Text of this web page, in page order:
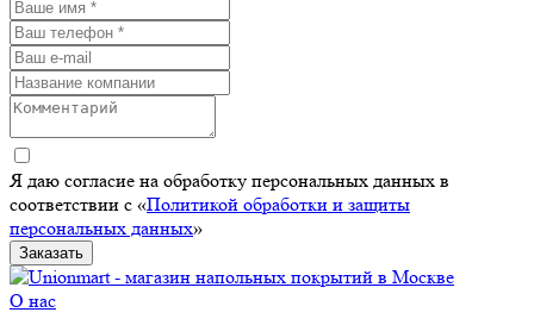
Я даю согласие на обработку персональных данных в
соответствии с «Политикой обработки и защиты
персональных данных»
Заказать
О нас